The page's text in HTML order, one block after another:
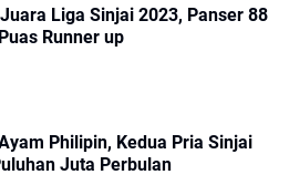
Liga Sinjai 2023, Panser 88
Runner up
Philipin, Kedua Pria Sinjai
Juta Perbulan